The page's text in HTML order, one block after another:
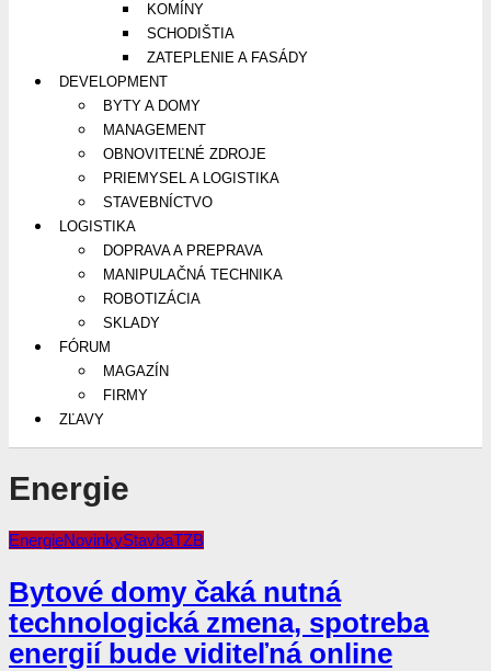
KOMÍNY
SCHODIŠTIA
ZATEPLENIE A FASÁDY
DEVELOPMENT
BYTY A DOMY
MANAGEMENT
OBNOVITEĽNÉ ZDROJE
PRIEMYSEL A LOGISTIKA
STAVEBNÍCTVO
LOGISTIKA
DOPRAVA A PREPRAVA
MANIPULAČNÁ TECHNIKA
ROBOTIZÁCIA
SKLADY
FÓRUM
MAGAZÍN
FIRMY
ZĽAVY
Energie
EnergieNovinkyStavbaTZB
Bytové domy čaká nutná
technologická zmena, spotreba
energií bude viditeľná online